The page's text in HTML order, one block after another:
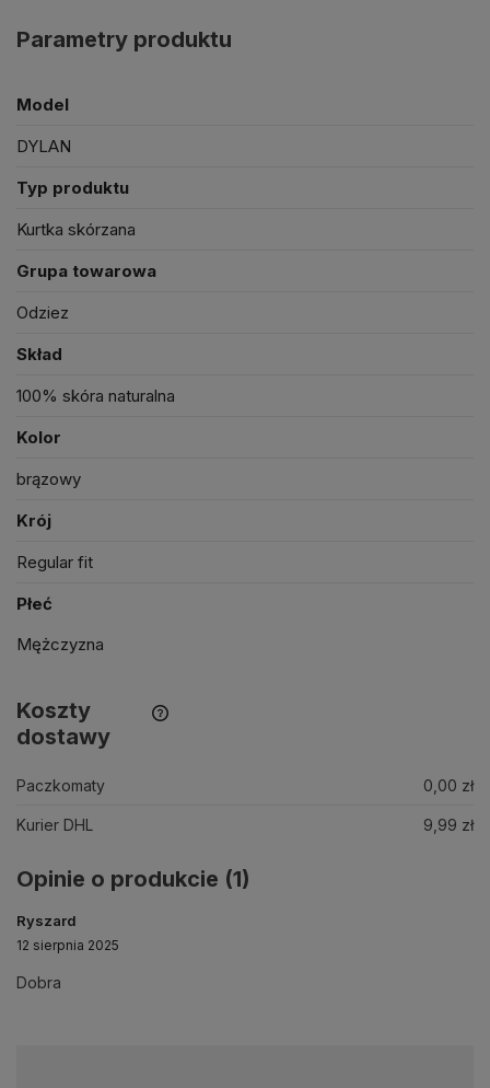
C - długość rękawa (od szwu na ramieniu)
Parametry produktu
Model
DYLAN
Typ produktu
Kurtka skórzana
Grupa towarowa
Odziez
Skład
100% skóra naturalna
Kolor
brązowy
Krój
Regular fit
Płeć
Mężczyzna
Koszty
dostawy
Paczkomaty 0,00 zł
Kurier DHL 9,99 zł
Opinie o produkcie (1)
Ryszard
12 sierpnia 2025
Dobra